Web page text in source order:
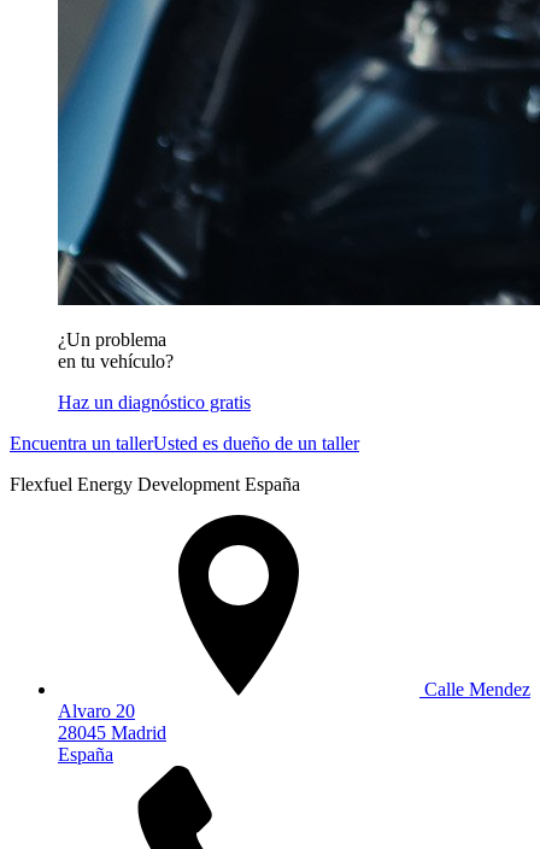
¿Un problema
en tu vehículo?
Haz un diagnóstico gratis
Encuentra un tallerUsted es dueño de un taller
Flexfuel Energy Development España
Calle Mendez
Alvaro 20
28045 Madrid
España